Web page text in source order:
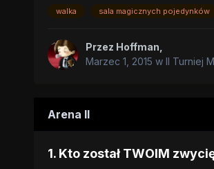
walka sala magicznych pojedynków
Przez Hoffman
Marzec 1, 2015 w II Turniej
Arena II
1. Kto został TWOIM